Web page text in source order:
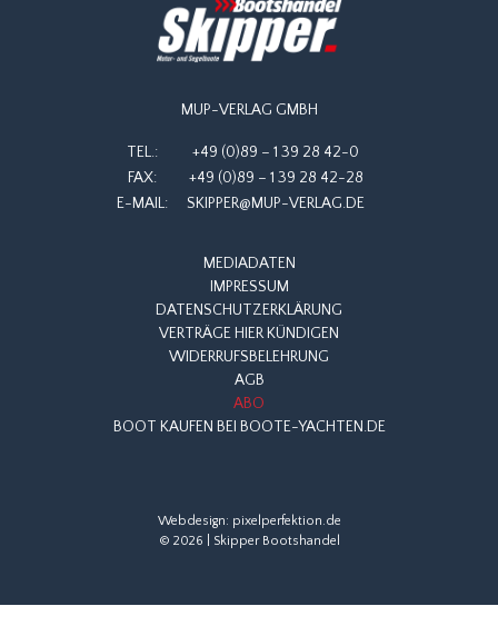
MUP-VERLAG GMBH
TEL.:
+49 (0)89 – 1 39 28 42-0
FAX:
+49 (0)89 – 1 39 28 42-28
E-MAIL:
SKIPPER@MUP-VERLAG.DE
MEDIADATEN
IMPRESSUM
DATENSCHUTZERKLÄRUNG
VERTRÄGE HIER KÜNDIGEN
WIDERRUFSBELEHRUNG
AGB
ABO
BOOT KAUFEN BEI BOOTE-YACHTEN.DE
Webdesign: pixelperfektion.de
© 2026 | Skipper Bootshandel